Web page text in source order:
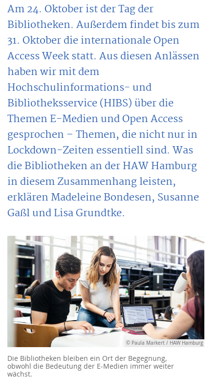
Am 24. Oktober ist der Tag der
Bibliotheken. Außerdem findet bis zum
31. Oktober die internationale Open
Access Week statt. Aus diesen Anlässen
haben wir mit dem
Hochschulinformations- und
Bibliotheksservice (HIBS) über die
Themen E-Medien und Open Access
gesprochen – Themen, die nicht nur in
Lockdown-Zeiten essentiell sind. Was
die Bibliotheken an der HAW Hamburg
in diesem Zusammenhang leisten,
erklären Madeleine Bondesen, Susanne
Gaßl und Lisa Grundtke.
© Paula Markert / HAW Hamburg
Die Bibliotheken bleiben ein Ort der Begegnung,
obwohl die Bedeutung der E-Medien immer weiter
wächst.